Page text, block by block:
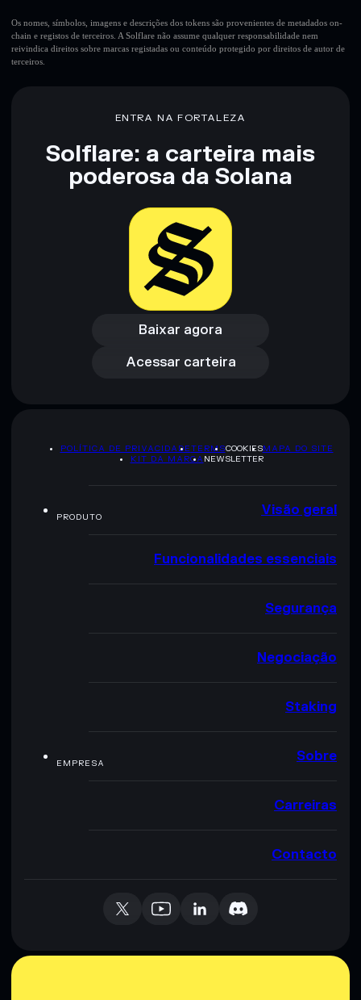
Os nomes, símbolos, imagens e descrições dos tokens são provenientes de metadados on-
chain e registos de terceiros. A Solflare não assume qualquer responsabilidade nem
reivindica direitos sobre marcas registadas ou conteúdo protegido por direitos de autor de
terceiros.
ENTRA NA FORTALEZA
Solflare: a carteira mais
poderosa da Solana
Baixar agora
Baixar agora
Acessar carteira
Acessar carteira
POLÍTICA DE PRIVACIDADETERMSCOOKIESMAPA DO SITE
KIT DA MARCA NEWSLETTER
PRODUTO Visão geral
Funcionalidades essenciais
Segurança
Negociação
Staking
EMPRESA Sobre
Carreiras
Contacto